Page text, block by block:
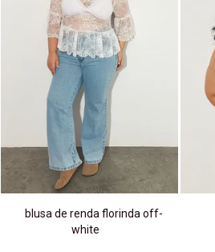
blusa de renda florinda off-
white